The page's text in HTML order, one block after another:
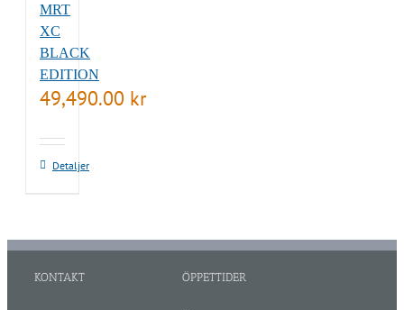
MRT
XC
BLACK
EDITION
49,490.00 kr
Detaljer
KONTAKT ÖPPETTIDER